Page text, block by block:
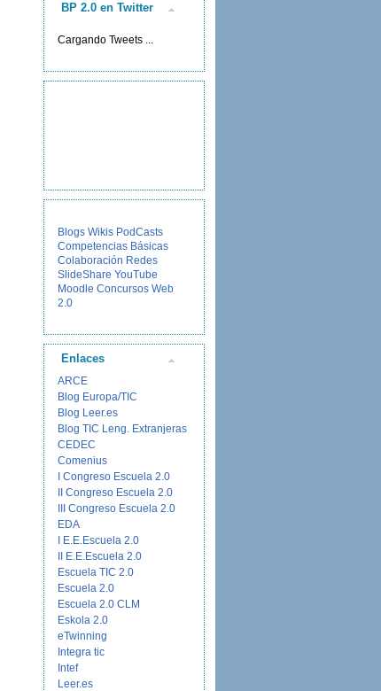
BP 2.0 en Twitter
Cargando Tweets ...
Blogs Wikis PodCasts
Competencias Básicas
Colaboración Redes
SlideShare YouTube
Moodle Concursos Web
2.0
Enlaces
ARCE
Blog Europa/TIC
Blog Leer.es
Blog TIC Leng. Extranjeras
CEDEC
Comenius
I Congreso Escuela 2.0
II Congreso Escuela 2.0
III Congreso Escuela 2.0
EDA
I E.E.Escuela 2.0
II E.E.Escuela 2.0
Escuela TIC 2.0
Escuela 2.0
Escuela 2.0 CLM
Eskola 2.0
eTwinning
Integra tic
Intef
Leer.es